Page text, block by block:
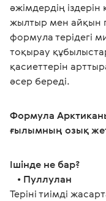
әжімдердің
жылтыр мен айқын
формула терідегі
тоқырау
қасиеттерін
әсер береді.
Формула
ғылымның озық
Ішінде не бар?
• Пуллулан
Теріні тиімді